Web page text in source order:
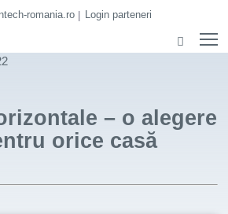
romania.ro Login parteneri
– o alegere
orice casă